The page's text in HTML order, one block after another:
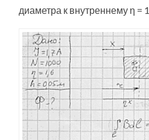
диаметра к внутреннему η =